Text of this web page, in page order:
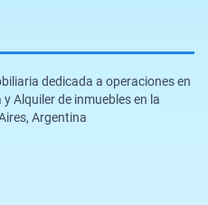
dedicada a operaciones en
Alquiler de inmuebles en la
Argentina